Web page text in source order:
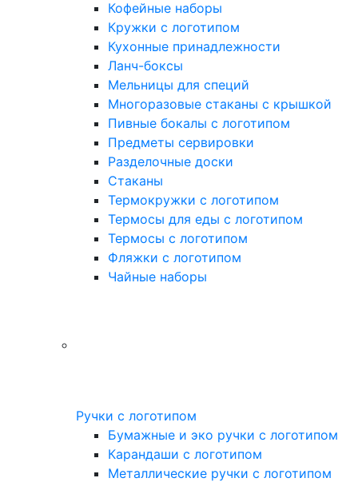
Кофейные наборы
Кружки с логотипом
Кухонные принадлежности
Ланч-боксы
Мельницы для специй
Многоразовые стаканы с крышкой
Пивные бокалы с логотипом
Предметы сервировки
Разделочные доски
Стаканы
Термокружки с логотипом
Термосы для еды с логотипом
Термосы с логотипом
Фляжки с логотипом
Чайные наборы
Ручки с логотипом
Бумажные и эко ручки с логотипом
Карандаши с логотипом
Металлические ручки с логотипом